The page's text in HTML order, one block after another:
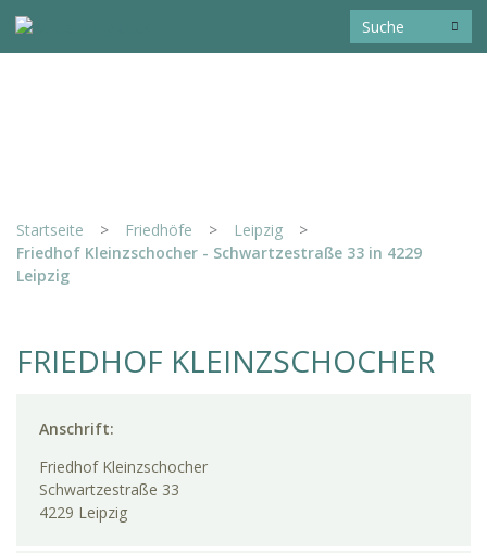
Startseite > Friedhöfe > Leipzig
>
Friedhof Kleinzschocher - Schwartzestraße 33 in 4229
Leipzig
FRIEDHOF KLEINZSCHOCHER
Anschrift:
Friedhof Kleinzschocher
Schwartzestraße 33
4229 Leipzig